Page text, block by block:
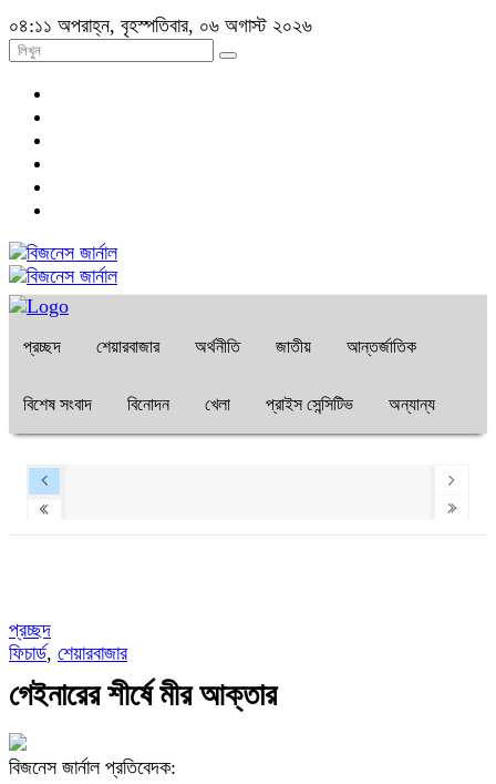
০৪:১১ অপরাহ্ন, বৃহস্পতিবার, ০৬ অগাস্ট ২০২৬
প্রচ্ছদ শেয়ারবাজার অর্থনীতি জাতীয় আন্তর্জাতিক
বিশেষ সংবাদ বিনোদন খেলা প্রাইস সেন্সিটিভ অন্যান্য
প্রচ্ছদ
ফিচার্ড, শেয়ারবাজার
গেইনারের শীর্ষে মীর আক্তার
বিজনেস জার্নাল প্রতিবেদক: